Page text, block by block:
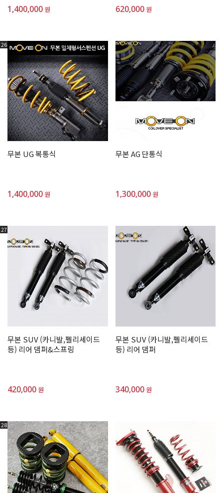
1,400,000 원 620,000 원
26
무본 UG 복통식
1,400,000 원
무본 AG 단통식
1,300,000 원
27
무본 SUV (카니발,펠리세이드
등) 리어 댐퍼&스프링
420,000 원
무본 SUV (카니발,펠리세이드
등) 리어 댐퍼
340,000 원
28